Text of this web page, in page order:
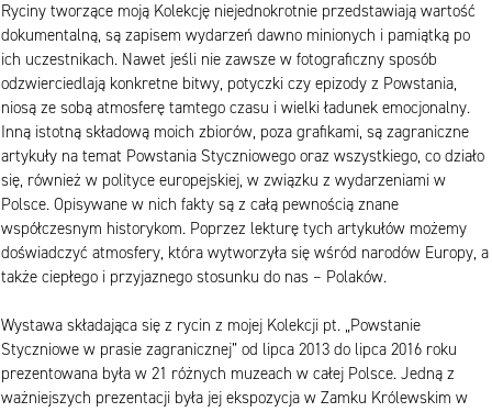
Ryciny tworzące moją Kolekcję niejednokrotnie przedstawiają wartość
dokumentalną, są zapisem wydarzeń dawno minionych i pamiątką po
ich uczestnikach. Nawet jeśli nie zawsze w fotograficzny sposób
odzwierciedlają konkretne bitwy, potyczki czy epizody z Powstania,
niosą ze sobą atmosferę tamtego czasu i wielki ładunek emocjonalny.
Inną istotną składową moich zbiorów, poza grafikami, są zagraniczne
artykuły na temat Powstania Styczniowego oraz wszystkiego, co działo
się, również w polityce europejskiej, w związku z wydarzeniami w
Polsce. Opisywane w nich fakty są z całą pewnością znane
współczesnym historykom. Poprzez lekturę tych artykułów możemy
doświadczyć atmosfery, która wytworzyła się wśród narodów Europy, a
także ciepłego i przyjaznego stosunku do nas – Polaków.
Wystawa składająca się z rycin z mojej Kolekcji pt. „Powstanie
Styczniowe w prasie zagranicznej” od lipca 2013 do lipca 2016 roku
prezentowana była w 21 różnych muzeach w całej Polsce. Jedną z
ważniejszych prezentacji była jej ekspozycja w Zamku Królewskim w